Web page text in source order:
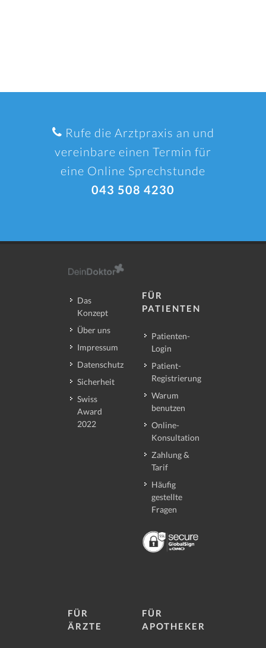
Rufe die Arztpraxis an und
vereinbare einen Termin für
eine Online Sprechstunde
043 508 4230
Das
Konzept
Über uns
Impressum
Datenschutz
Sicherheit
Swiss
Award
2022
FÜR
PATIENTEN
Patienten-
Login
Patient-
Registrierung
Warum
benutzen
Online-
Konsultation
Zahlung &
Tarif
Häufig
gestellte
Fragen
FÜR
ÄRZTE
FÜR
APOTHEKER